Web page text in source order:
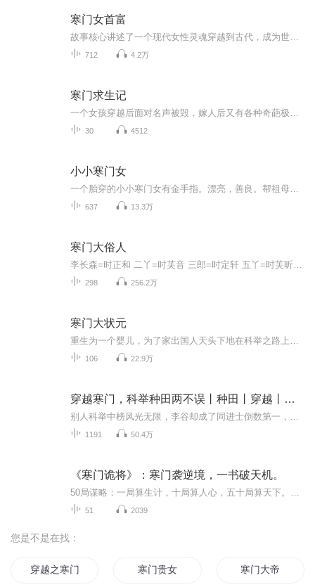
寒门女首富
712 4.2万
寒门求生记
30 4512
小小寒门女
637 13.3万
寒门大俗人
298 256.2万
寒门大状元
106 22.9万
穿越寒门，科举种田两不误丨种田丨穿越丨致富
1191 50.4万
《寒门诡将》：寒门袭逆境，⼀书破天机。
51 2039
您是不是在找：
穿越之寒门千金 寒门贵女 寒门大帝